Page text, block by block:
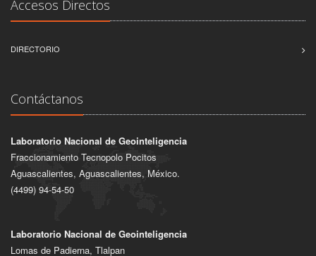
Accesos Directos
DIRECTORIO
Contáctanos
Laboratorio Nacional de Geointeligencia
Fraccionamiento Tecnopolo Pocitos
Aguascalientes, Aguascalientes, México.
(4499) 94-54-50
Laboratorio Nacional de Geointeligencia
Lomas de Padierna, Tlalpan